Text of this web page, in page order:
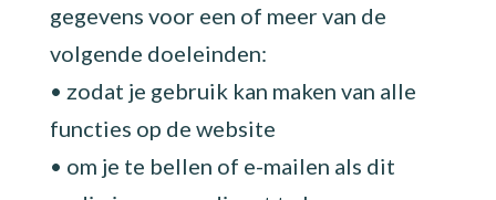
gegevens voor een of meer van de
volgende doeleinden:
• zodat je gebruik kan maken van alle
functies op de website
• om je te bellen of e-mailen als dit